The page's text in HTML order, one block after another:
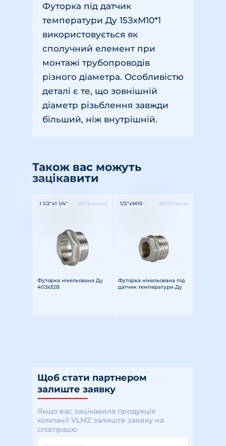
Футорка під датчик
температури Ду 15ЗхМ10*1
використовується як
сполучний елемент при
монтажі трубопроводів
різного діаметра. Особливістю
деталі є те, що зовнішній
діаметр різьблення завжди
більший, ніж внутрішній.
Також вас можуть
зацікавити
1 1/2"x1 1/4" А0754А(нк)
Футорка нікельована Ду
40Зх32В
Характеристики: 1/2"хМ10 А0701А(нк)
Футорка нікельована під
датчик температури Ду
Характеристики:
Щоб стати партнером
залиште заявку
Якщо вас зацікавила продукція
компанії VLMZ залиште заявку на
співпрацю